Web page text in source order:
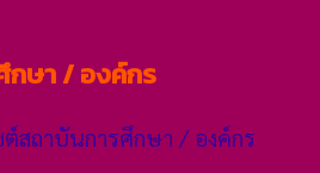
กษา / องค์กร